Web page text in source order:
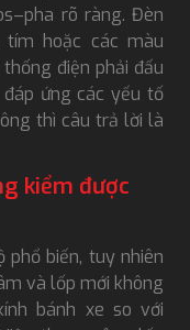
rõ ràng. Đèn
tím hoặc các màu
điện phải đấu
đáp ứng các yếu tố
thì câu trả lời là
kiểm được
biến, tuy nhiên
và lốp mới không
bánh xe so với